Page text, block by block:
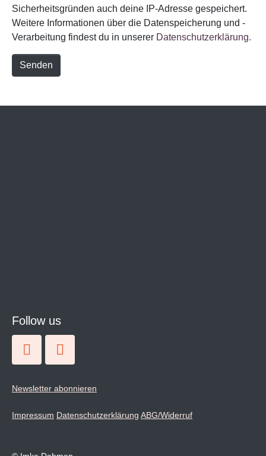
Sicherheitsgründen auch deine IP-Adresse gespeichert.
Weitere Informationen über die Datenspeicherung und -
Verarbeitung findest du in unserer Datenschutzerklärung.
Senden
Follow us
Newsletter abonnieren
Impressum Datenschutzerklärung ABG/Widerruf